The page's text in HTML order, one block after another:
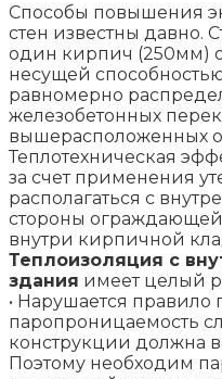
Способы повышения
стен известны давно.
один кирпич (250мм)
несущей
равномерно
железобетонных
вышерасположенных
Теплотехническая
за счет применения
располагаться с
стороны ограждающей
внутри кирпичной
Теплоизоляция с
здания имеет целый
• Нарушается правило
паропроницаемость
конструкции должна
Поэтому необходим